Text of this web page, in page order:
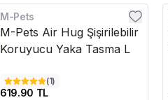
M-Pets
M-Pets Air Hug Şişirilebilir
Koruyucu Yaka Tasma L
(1)
619.90 TL